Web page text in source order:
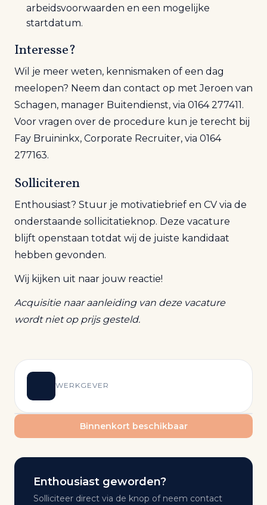
arbeidsvoorwaarden en een mogelijke
startdatum.
Interesse?
Wil je meer weten, kennismaken of een dag
meelopen? Neem dan contact op met Jeroen van
Schagen, manager Buitendienst, via 0164 277411.
Voor vragen over de procedure kun je terecht bij
Fay Bruininkx, Corporate Recruiter, via 0164
277163.
Solliciteren
Enthousiast? Stuur je motivatiebrief en CV via de
onderstaande sollicitatieknop. Deze vacature
blijft openstaan totdat wij de juiste kandidaat
hebben gevonden.
Wij kijken uit naar jouw reactie!
Acquisitie naar aanleiding van deze vacature
wordt niet op prijs gesteld.
WERKGEVER
Binnenkort beschikbaar
Enthousiast geworden?
Solliciteer direct via de knop of neem contact